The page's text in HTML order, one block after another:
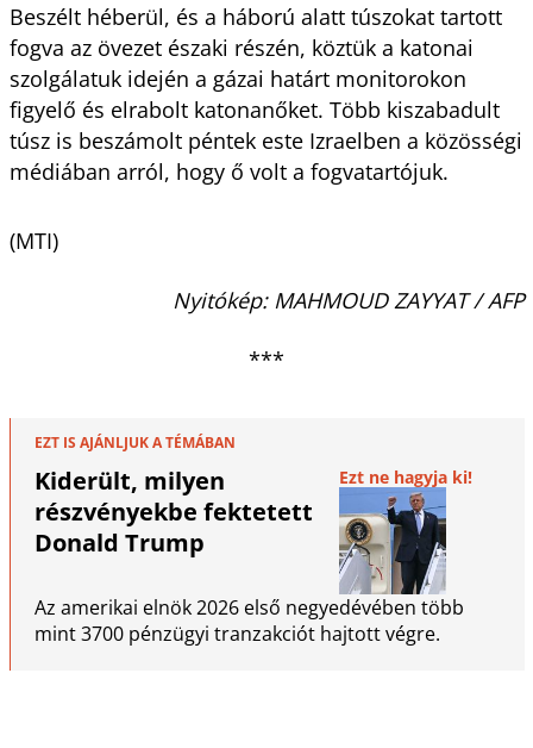
Beszélt héberül, és a háború alatt túszokat tartott
fogva az övezet északi részén, köztük a katonai
szolgálatuk idején a gázai határt monitorokon
figyelő és elrabolt katonanőket. Több kiszabadult
túsz is beszámolt péntek este Izraelben a közösségi
médiában arról, hogy ő volt a fogvatartójuk.
(MTI)
Nyitókép: MAHMOUD ZAYYAT / AFP
***
EZT IS AJÁNLJUK A TÉMÁBAN
Kiderült, milyen
részvényekbe fektetett
Donald Trump
Ezt ne hagyja ki!
Az amerikai elnök 2026 első negyedévében több
mint 3700 pénzügyi tranzakciót hajtott végre.